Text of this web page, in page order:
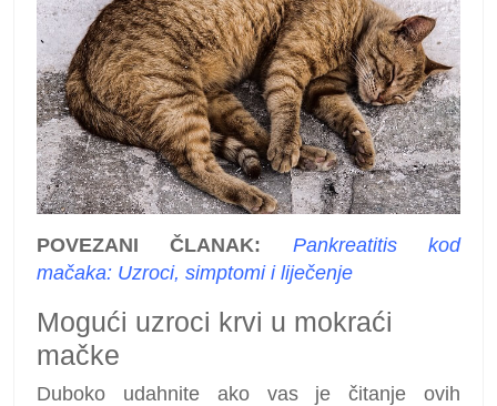
POVEZANI ČLANAK:
Pankreatitis kod
mačaka: Uzroci, simptomi i liječenje
Mogući uzroci krvi u mokraći
mačke
Duboko udahnite ako vas je čitanje ovih